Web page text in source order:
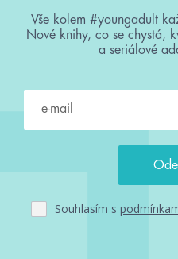
Vše kolem #youngadult
Nové knihy, co se chystá,
a seriálové
Souhlasím s